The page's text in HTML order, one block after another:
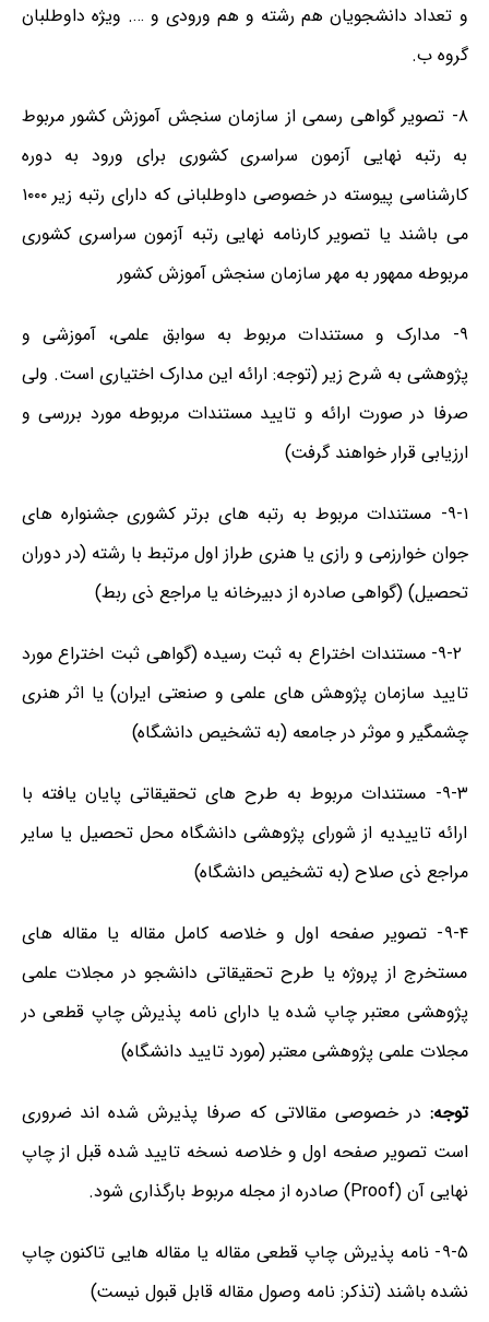
و تعداد دانشجویان هم رشته و هم ورودی و …. ویژه داوطلبان
گروه ب.
۸- تصویر گواهی رسمی از سازمان سنجش آموزش کشور مربوط
به رتبه نهایی آزمون سراسری کشوری برای ورود به دوره
کارشناسی پیوسته در خصوصی داوطلبانی که دارای رتبه زیر ۱۰۰۰
می باشند یا تصویر کارنامه نهایی رتبه آزمون سراسری کشوری
مربوطه ممهور به مهر سازمان سنجش آموزش کشور
۹- مدارک و مستندات مربوط به سوابق علمی، آموزشی و
پژوهشی به شرح زیر (توجه: ارائه این مدارک اختیاری است. ولی
صرفا در صورت ارائه و تایید مستندات مربوطه مورد بررسی و
ارزیابی قرار خواهند گرفت)
۹-۱- مستندات مربوط به رتبه های برتر کشوری جشنواره های
جوان خوارزمی و رازی یا هنری طراز اول مرتبط با رشته (در دوران
تحصیل) (گواهی صادره از دبیرخانه یا مراجع ذی ربط)
۹-۲- مستندات اختراع به ثبت رسیده (گواهی ثبت اختراع مورد
تایید سازمان پژوهش های علمی و صنعتی ایران) یا اثر هنری
چشمگیر و موثر در جامعه (به تشخیص دانشگاه)
۹-۳- مستندات مربوط به طرح های تحقیقاتی پایان یافته با
ارائه تاییدیه از شورای پژوهشی دانشگاه محل تحصیل یا سایر
مراجع ذی صلاح (به تشخیص دانشگاه)
۹-۴- تصویر صفحه اول و خلاصه کامل مقاله یا مقاله های
مستخرج از پروژه یا طرح تحقیقاتی دانشجو در مجلات علمی
پژوهشی معتبر چاپ شده یا دارای نامه پذیرش چاپ قطعی در
مجلات علمی پژوهشی معتبر (مورد تایید دانشگاه)
توجه: در خصوصی مقالاتی که صرفا پذیرش شده اند ضروری
است تصویر صفحه اول و خلاصه نسخه تایید شده قبل از چاپ
نهایی آن (Proof) صادره از مجله مربوط بارگذاری شود.
۹-۵- نامه پذیرش چاپ قطعی مقاله یا مقاله هایی تاکنون چاپ
نشده باشند (تذکر: نامه وصول مقاله قابل قبول نیست)